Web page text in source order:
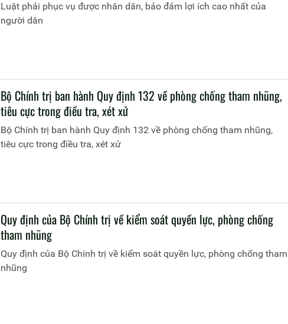
Luật phải phục vụ được nhân dân, bảo đảm lợi ích cao nhất của
người dân
Bộ Chính trị ban hành Quy định 132 về phòng chống tham nhũng,
tiêu cực trong điều tra, xét xử
Bộ Chính trị ban hành Quy định 132 về phòng chống tham nhũng,
tiêu cực trong điều tra, xét xử
Quy định của Bộ Chính trị về kiểm soát quyền lực, phòng chống
tham nhũng
Quy định của Bộ Chính trị về kiểm soát quyền lực, phòng chống tham
nhũng